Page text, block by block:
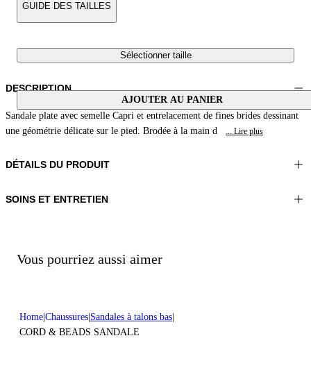
GUIDE DES TAILLES
Sélectionner taille
AJOUTER AU PANIER
DESCRIPTION
Sandale plate avec semelle Capri et entrelacement de fines brides dessinant
une géométrie délicate sur le pied. Brodée à la main d
... Lire plus
DÉTAILS DU PRODUIT
Matériel:TIGE 1 100%COTON BRODERIE 100%PERLES VERRE
Hauteur du talon:0,2 in 0,5 cm
SOINS ET ENTRETIEN
Ne pas traiter avec du chlore
Ne pas nettoyer à sec
Vous pourriez aussi aimer
Home Chaussures Sandales à talons bas
CORD & BEADS SANDALE